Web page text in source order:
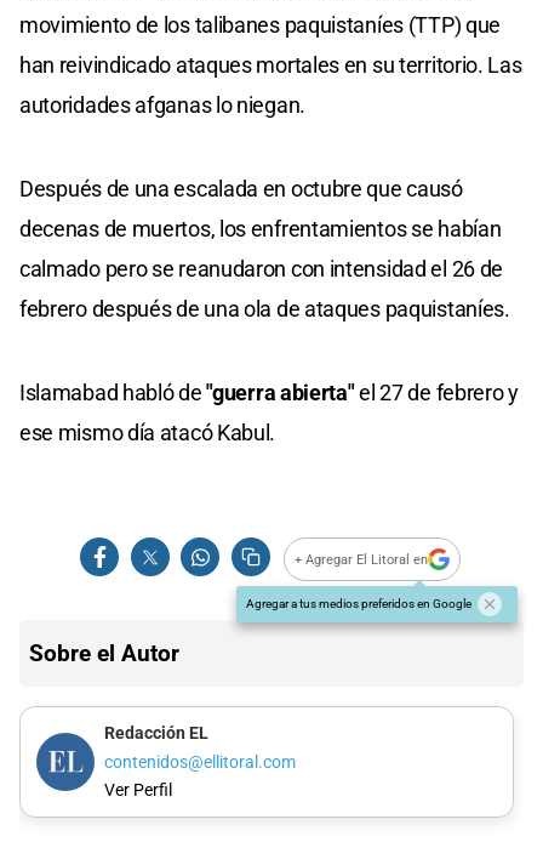
movimiento de los talibanes paquistaníes (TTP) que
han reivindicado ataques mortales en su territorio. Las
autoridades afganas lo niegan.
Después de una escalada en octubre que causó
decenas de muertos, los enfrentamientos se habían
calmado pero se reanudaron con intensidad el 26 de
febrero después de una ola de ataques paquistaníes.
Islamabad habló de"guerra abierta"el 27 de febrero y
ese mismo día atacó Kabul.
+ Agregar El Litoral en
Agregar a tus medios preferidos en Google
Sobre el Autor
Redacción EL
contenidos@ellitoral.com
Ver Perfil